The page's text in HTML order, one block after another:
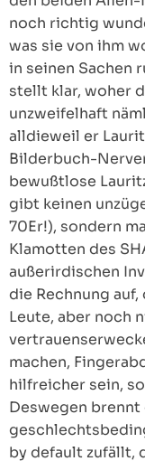
noch richtig
was sie von ihm
in seinen Sachen
stellt klar, woher
unzweifelhaft
alldieweil er
Bilderbuch-
bewußtlose
gibt keinen
70Er!), sondern
Klamotten des
außerirdischen
die Rechnung
Leute, aber noch
machen,
hilfreicher sein,
Deswegen
by default zufällt,